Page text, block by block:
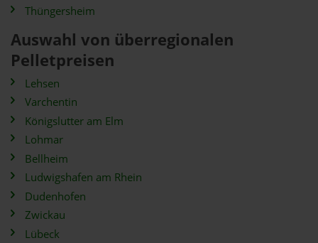
Thüngersheim
Auswahl von überregionalen
Pelletpreisen
Lehsen
Varchentin
Königslutter am Elm
Lohmar
Bellheim
Ludwigshafen am Rhein
Dudenhofen
Zwickau
Lübeck